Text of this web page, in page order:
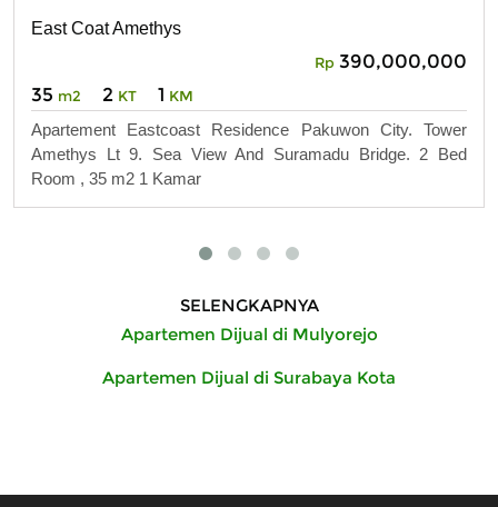
East Coat Amethys
Rp 390,000,000
35 m2 2 KT 1 KM
Apartement Eastcoast Residence Pakuwon City. Tower
Amethys Lt 9. Sea View And Suramadu Bridge. 2 Bed
Room , 35 m2 1 Kamar
SELENGKAPNYA
Apartemen Dijual di Mulyorejo
Apartemen Dijual di Surabaya Kota